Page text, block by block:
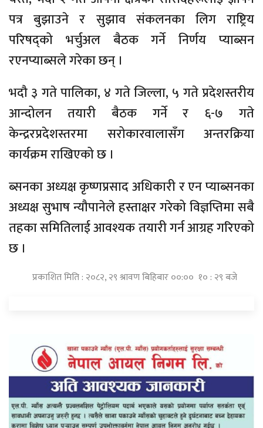
पत्र बुझाउने र सुझाव संकलनका लिग राष्ट्रिय
परिषद्को भर्चुअल बैठक गर्ने निर्णय प्याब्सन
रएनप्याब्सले गरेका छन् ।
भदौ ३ गते पालिका, ४ गते जिल्ला, ५ गते प्रदेशस्तरीय
आन्दोलन तयारी बैठक गर्ने र ६-७ गते
केन्द्ररप्रदेशस्तरमा सरोकारवालासँग अन्तरक्रिया
कार्यक्रम राखिएको छ ।
ब्सनका अध्यक्ष कृष्णप्रसाद अधिकारी र एन प्याब्सनका
अध्यक्ष सुभाष न्यौपानेले हस्ताक्षर गरेको विज्ञप्तिमा सबै
तहका समितिलाई आवश्यक तयारी गर्न आग्रह गरिएको
छ ।
प्रकाशित मिति : २०८२, २९ श्रावण बिहिबार ००:०० १० : २९ बजे